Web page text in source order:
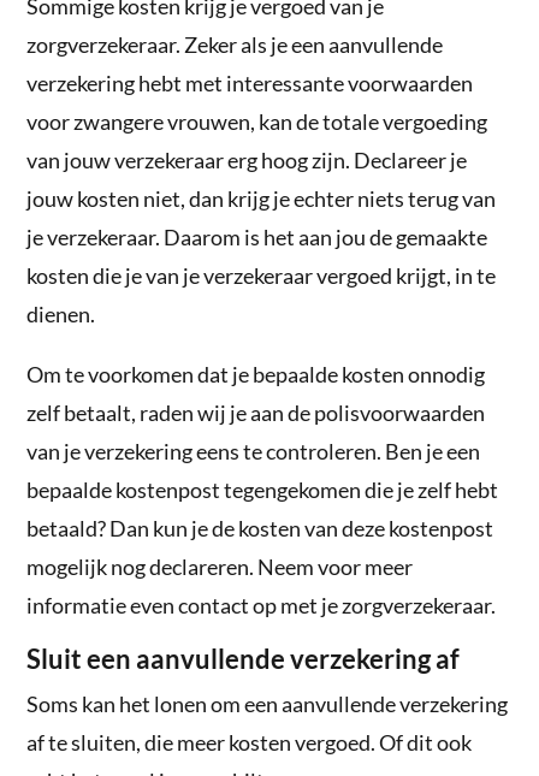
Sommige kosten krijg je vergoed van je
zorgverzekeraar. Zeker als je een aanvullende
verzekering hebt met interessante voorwaarden
voor zwangere vrouwen, kan de totale vergoeding
van jouw verzekeraar erg hoog zijn. Declareer je
jouw kosten niet, dan krijg je echter niets terug van
je verzekeraar. Daarom is het aan jou de gemaakte
kosten die je van je verzekeraar vergoed krijgt, in te
dienen.
Om te voorkomen dat je bepaalde kosten onnodig
zelf betaalt, raden wij je aan de polisvoorwaarden
van je verzekering eens te controleren. Ben je een
bepaalde kostenpost tegengekomen die je zelf hebt
betaald? Dan kun je de kosten van deze kostenpost
mogelijk nog declareren. Neem voor meer
informatie even contact op met je zorgverzekeraar.
Sluit een aanvullende verzekering af
Soms kan het lonen om een aanvullende verzekering
af te sluiten, die meer kosten vergoed. Of dit ook